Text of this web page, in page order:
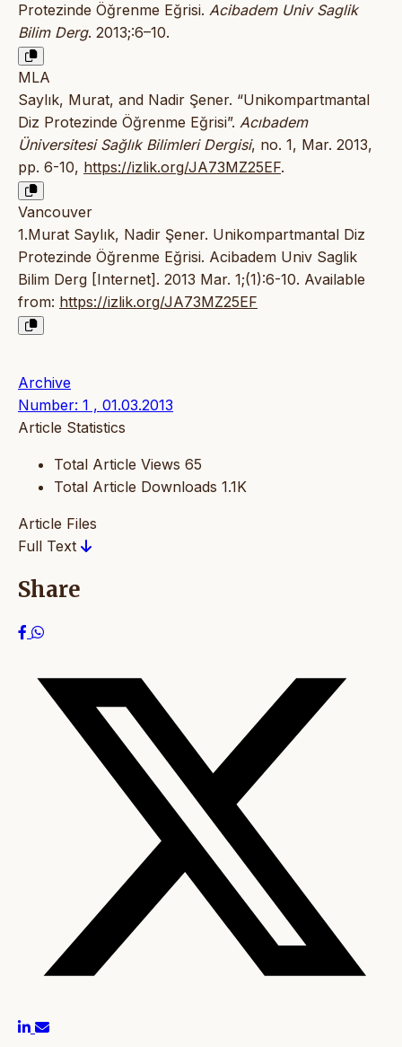
Protezinde Öğrenme Eğrisi. Acibadem Univ Saglik
Bilim Derg. 2013;:6–10.
MLA
Saylık, Murat, and Nadir Şener. “Unikompartmantal
Diz Protezinde Öğrenme Eğrisi”. Acıbadem
Üniversitesi Sağlık Bilimleri Dergisi, no. 1, Mar. 2013,
pp. 6-10, https://izlik.org/JA73MZ25EF.
Vancouver
1.Murat Saylık, Nadir Şener. Unikompartmantal Diz
Protezinde Öğrenme Eğrisi. Acibadem Univ Saglik
Bilim Derg [Internet]. 2013 Mar. 1;(1):6-10. Available
from: https://izlik.org/JA73MZ25EF
Archive
Number: 1 , 01.03.2013
Article Statistics
Total Article Views 65
Total Article Downloads 1.1K
Article Files
Full Text
Share